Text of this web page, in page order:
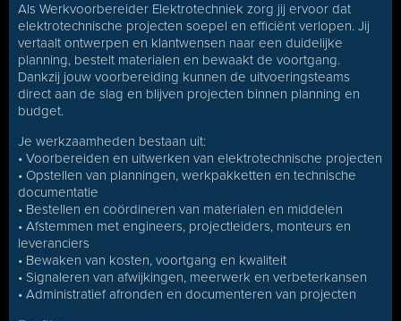
Als Werkvoorbereider Elektrotechniek zorg jij ervoor dat
elektrotechnische projecten soepel en efficiënt verlopen. Jij
vertaalt ontwerpen en klantwensen naar een duidelijke
planning, bestelt materialen en bewaakt de voortgang.
Dankzij jouw voorbereiding kunnen de uitvoeringsteams
direct aan de slag en blijven projecten binnen planning en
budget.
Je werkzaamheden bestaan uit:
• Voorbereiden en uitwerken van elektrotechnische projecten
• Opstellen van planningen, werkpakketten en technische
documentatie
• Bestellen en coördineren van materialen en middelen
• Afstemmen met engineers, projectleiders, monteurs en
leveranciers
• Bewaken van kosten, voortgang en kwaliteit
• Signaleren van afwijkingen, meerwerk en verbeterkansen
• Administratief afronden en documenteren van projecten